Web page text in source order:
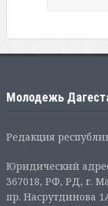
Молодежь
Редакция
Юридический
367018, РФ, РД, г.
пр. Насрутдинова